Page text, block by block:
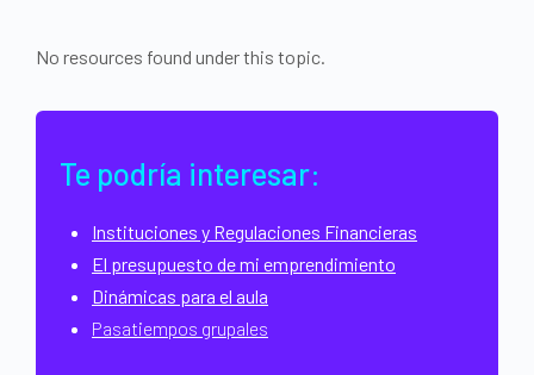
No resources found under this topic.
Te podría interesar:
Instituciones y Regulaciones Financieras
El presupuesto de mi emprendimiento
Dinámicas para el aula
Pasatiempos grupales